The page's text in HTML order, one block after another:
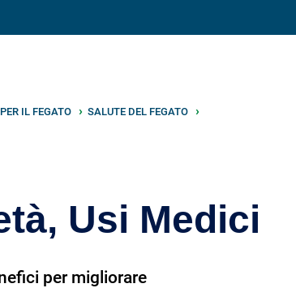
IL FEGATO SALUTE DEL FEGATO
Usi Medici
per migliorare